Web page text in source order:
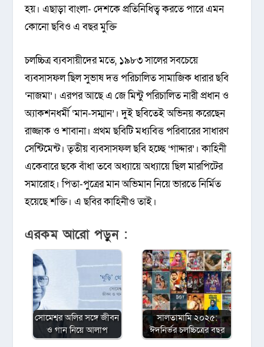
হয়। এছাড়া বাংলা- দেশকে প্রতিনিধিত্ব করতে পারে এমন
কোনো ছবিও এ বছর মুক্তি
চলচ্চিত্র ব্যবসায়ীদের মতে, ১৯৮৩ সালের সবচেয়ে
ব্যবসাসফল ছিল সুভাষ দত্ত পরিচালিত সামাজিক ধারার ছবি
‘নাজমা’। এরপর আছে এ জে মিন্টু পরিচালিত নারী প্রধান ও
অ্যাকশনধর্মী ‘মান-সম্মান’। দুই ছবিতেই অভিনয় করেছেন
রাজ্জাক ও শাবানা। প্রথম ছবিটি মধ্যবিত্ত পরিবারের সাধারণ
সেন্টিমেন্ট। তৃতীয় ব্যবসাসফল ছবি হচ্ছে ‘গাদ্দার’। কাহিনী
একেবারে ছকে বাঁধা তবে অধ্যায়ে অধ্যায়ে ছিল মারপিটের
সমারোহ। পিতা-পুত্রের মান অভিমান নিয়ে ভারতে নির্মিত
হয়েছে শক্তি। এ ছবির কাহিনীও তাই।
এরকম আরো পড়ুন :
সোমেশ্বর অলির সঙ্গে জীবন
ও গান নিয়ে আলাপ
সালতামামি ২০২৫:
ঈদনির্ভর চলচ্চিত্রের বছর